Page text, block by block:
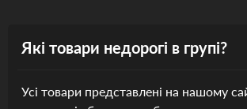
Які товари недорогі в групі?
Усі товари представлені на нашому